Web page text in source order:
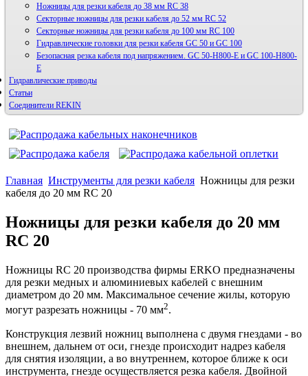
Ножницы для резки кабеля до 38 мм RC 38
Секторные ножницы для резки кабеля до 52 мм RC 52
Секторные ножницы для резки кабеля до 100 мм RC 100
Гидравлические головки для резки кабеля GC 50 и GC 100
Безопасная резка кабеля под напряжением. GC 50-H800-E и GC 100-H800-
E
Гидравлические приводы
Статьи
Соединители REKIN
Главная Инструменты для резки кабеля Ножницы для резки
кабеля до 20 мм RC 20
Ножницы для резки кабеля до 20 мм
RC 20
Ножницы RC 20 производства фирмы ERKO предназначены
для резки медных и алюминиевых кабелей с внешним
диаметром до 20 мм. Максимальное сечение жилы, которую
могут разрезать ножницы - 70 мм2.
Конструкция лезвий ножниц выполнена с двумя гнездами - во
внешнем, дальнем от оси, гнезде происходит надрез кабеля
для снятия изоляции, а во внутреннем, которое ближе к оси
инструмента, гнезде осуществляется резка кабеля. Двойной